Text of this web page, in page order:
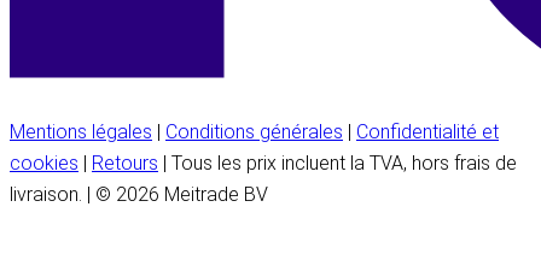
Mentions légales | Conditions générales | Confidentialité et
cookies | Retours | Tous les prix incluent la TVA, hors frais de
livraison. | © 2026 Meitrade BV